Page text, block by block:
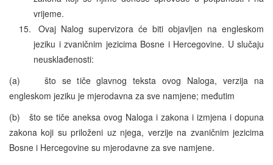
vrijeme.
Ovaj Nalog supervizora će biti objavljen na engleskom
jeziku i zvaničnim jezicima Bosne i Hercegovine. U slučaju
neusklađenosti:
(a) što se tiče glavnog teksta ovog Naloga, verzija na
engleskom jeziku je mjerodavna za sve namjene; međutim
(b) što se tiče aneksa ovog Naloga i zakona i izmjena i dopuna
zakona koji su priloženi uz njega, verzije na zvaničnim jezicima
Bosne i Hercegovine su mjerodavne za sve namjene.